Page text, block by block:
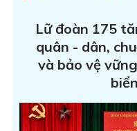
Lữ đoàn 175
quân - dân,
và bảo vệ